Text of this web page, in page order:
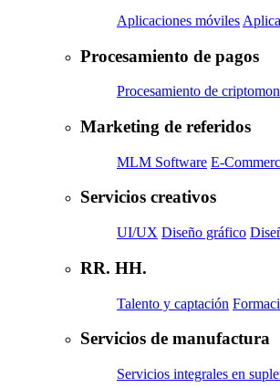
Aplicaciones móviles
Procesamiento de pagos
Procesamiento de
Marketing de referidos
MLM Software E-
Servicios creativos
UI/UX Diseño gráfico
RR. HH.
Talento y captación
Servicios de manufactura
Servicios integrales en